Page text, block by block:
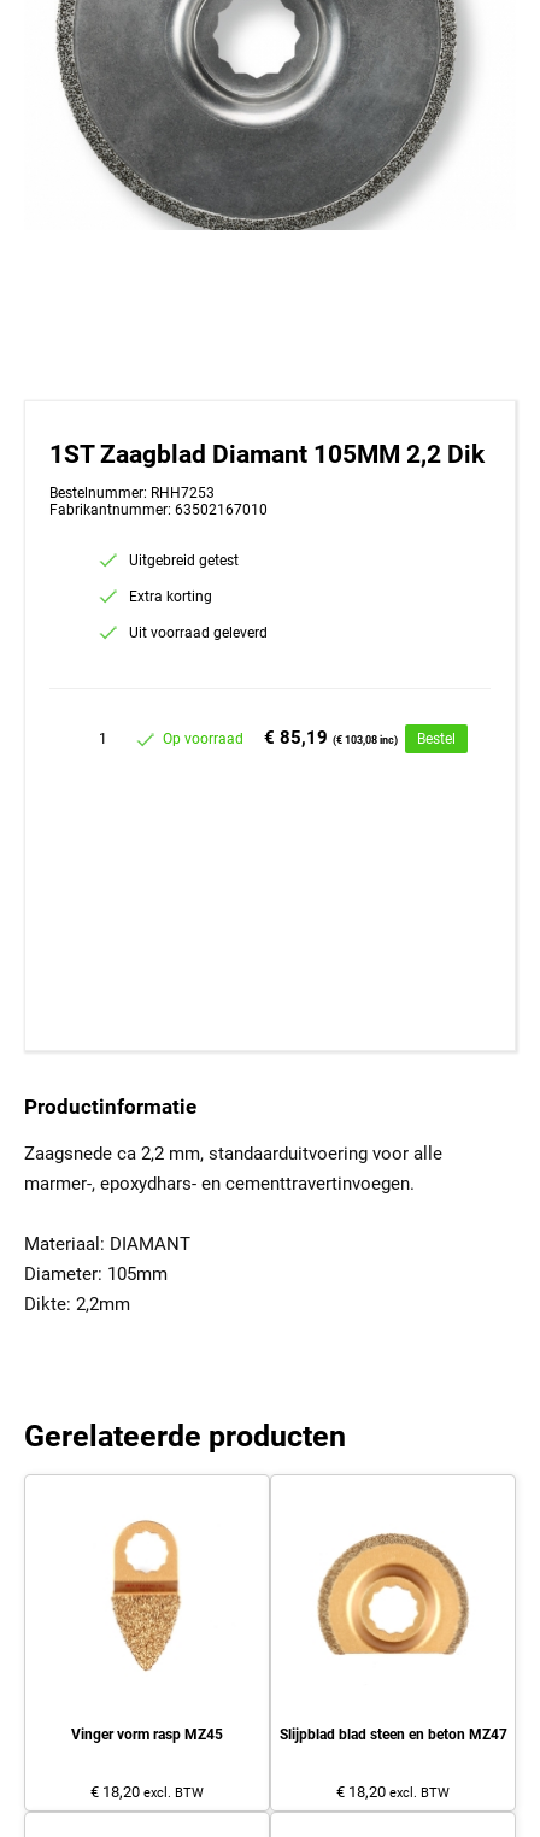
1ST Zaagblad Diamant 105MM 2,2 Dik
Bestelnummer: RHH7253
Fabrikantnummer: 63502167010
Uitgebreid getest
Extra korting
Uit voorraad geleverd
1 Op voorraad € 85,19(€ 103,08 inc) Bestel
Productinformatie
Zaagsnede ca 2,2 mm, standaarduitvoering voor alle
marmer-, epoxydhars- en cementtravertinvoegen.
Materiaal: DIAMANT
Diameter: 105mm
Dikte: 2,2mm
Gerelateerde producten
Vinger vorm rasp MZ45
€ 18,20 excl. BTW
Slijpblad blad steen en beton MZ47
€ 18,20 excl. BTW